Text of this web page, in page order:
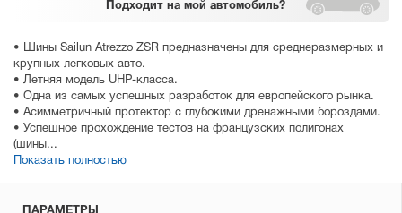
Подходит на мой автомобиль?
• Шины Sailun Atrezzo ZSR предназначены для среднеразмерных и
крупных легковых авто.
• Летняя модель UHP-класса.
• Одна из самых успешных разработок для европейского рынка.
• Асимметричный протектор с глубокими дренажными бороздами.
• Успешное прохождение тестов на французских полигонах
(шины...
Показать полностью